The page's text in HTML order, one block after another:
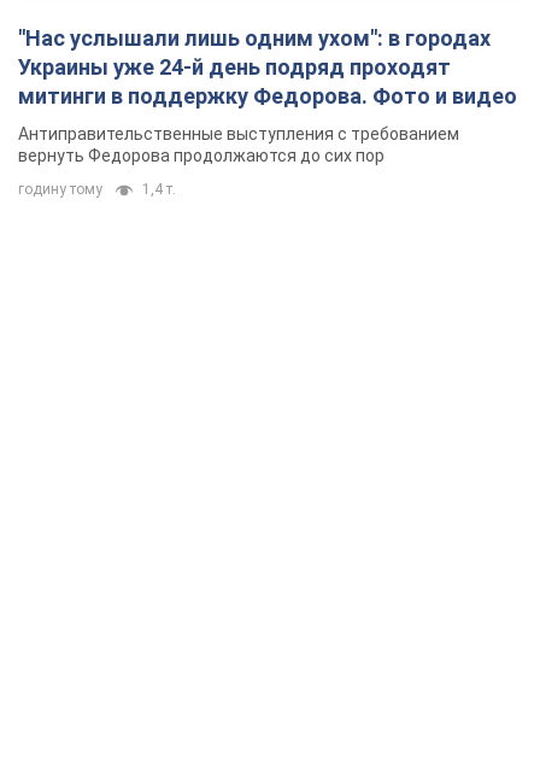
"Нас услышали лишь одним ухом": в городах
Украины уже 24-й день подряд проходят
митинги в поддержку Федорова. Фото и видео
Антиправительственные выступления с требованием
вернуть Федорова продолжаются до сих пор
годину тому 1,4 т.